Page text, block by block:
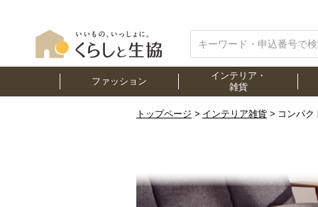
ファッション
インテリア・
雑貨
トップページ インテリア雑貨 コンパク